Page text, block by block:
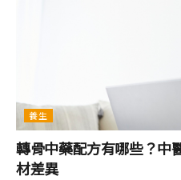
養生
轉骨中藥配方有哪些？中
材差異